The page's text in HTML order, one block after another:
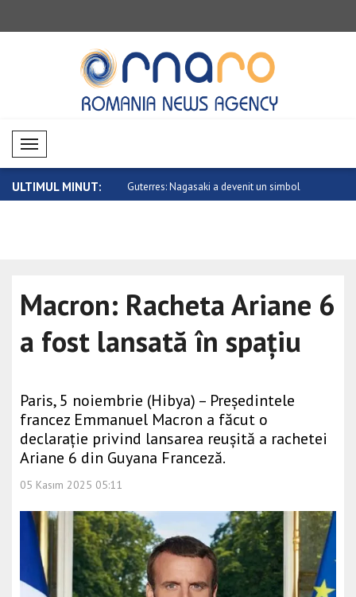
Mobil Menü
ULTIMUL MINUT:
a devenit un simbol Anand îl felicită pe noul ministru de Ex..
Macron: Racheta Ariane 6
a fost lansată în spațiu
Paris, 5 noiembrie (Hibya) – Președintele
francez Emmanuel Macron a făcut o
declarație privind lansarea reușită a rachetei
Ariane 6 din Guyana Franceză.
05 Kasım 2025 05:11